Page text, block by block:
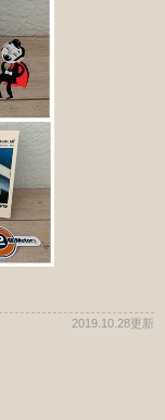
2019.10.28更新